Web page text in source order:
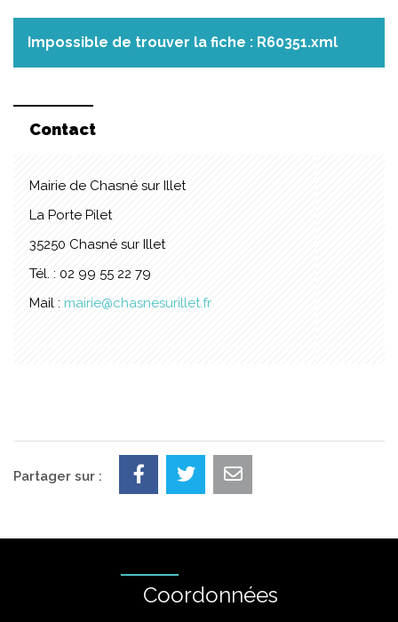
Impossible de trouver la fiche : R60351.xml
Contact
Mairie de Chasné sur Illet
La Porte Pilet
35250 Chasné sur Illet
Tél. : 02 99 55 22 79
Mail : mairie@chasnesurillet.fr
Partager sur :
Coordonnées